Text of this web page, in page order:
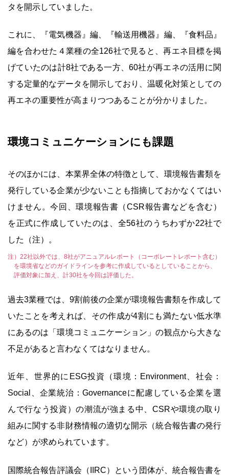
タを開示していました。
これに、『電気機器』編、『輸送用機器』編、『食料品』
編を合わせた４業種の全126社で見ると、再エネ目標を掲
げていたのは計8社である一方、60社が再エネの活用に関
する定量的なデータを開示しており、温暖化対策としての
再エネの重要性が高まりつつあることが分かりました。
環境コミュニケーションにも課題
そのほかには、本業界全体の特徴として、環境報告書類を
発行している企業が少ないことも指摘しておかなくてはい
けません。今回、環境報告書（CSR報告書などを含む）
を正式に作成していたのは、全56社のうちわずか22社で
した（注）。
注）22社以外では、8社がアニュアルレポート（コーポレートレポート含む）
を環境省などのガイドラインを参考に作成しているとしていることから、
評価対象に加え、計30社を今回は評価した。
過去3業種では、9割前後の企業が環境報告書類を作成して
いたことを考えれば、その作成が4割にも満たない低水準
にあるのは「環境コミュニケーション」の観点から大きな
不足があると言わなくてはなりません。
近年、世界的にESG投資（環境：Environment、社会：
Social、企業統治：Governanceに配慮している企業を選
んで行なう投資）の潮流が強まる中、CSRや環境の取り
組みに関する非財務情報の適切な開示（統合報告書の発行
など）が求められています。
国際統合報告評議会（IIRC）という団体が、統合報告書を